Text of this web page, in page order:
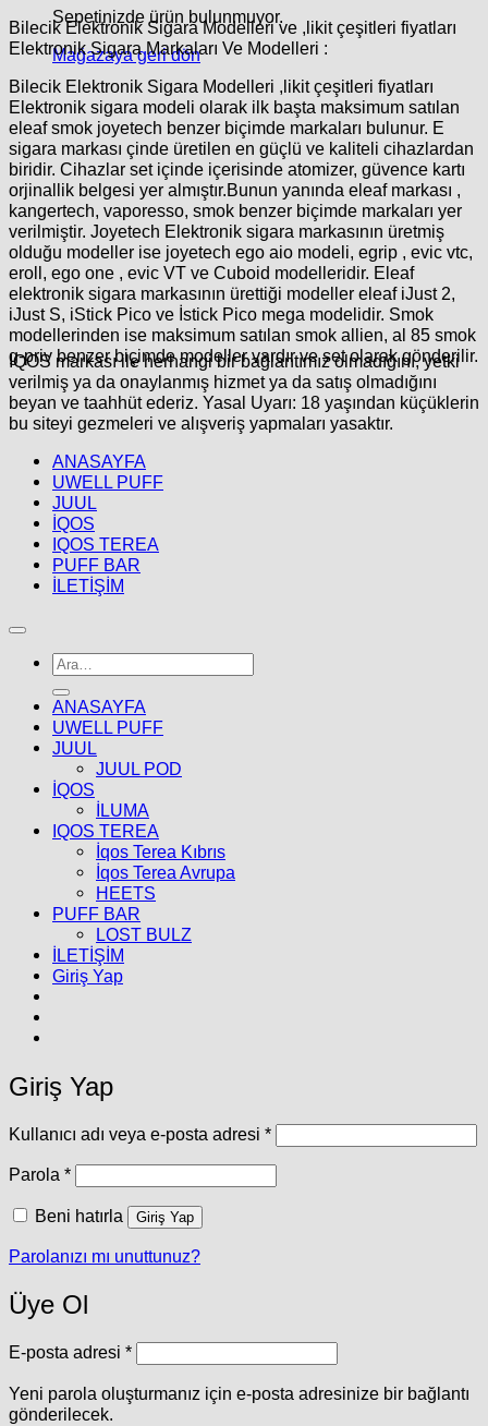
Sepetinizde ürün bulunmuyor.
Mağazaya geri dön
Bilecik Elektronik Sigara Modelleri ve ,likit çeşitleri fiyatları
Elektronik Sigara Markaları Ve Modelleri :
Bilecik Elektronik Sigara Modelleri ,likit çeşitleri fiyatları
Elektronik sigara modeli olarak ilk başta maksimum satılan
eleaf smok joyetech benzer biçimde markaları bulunur. E
sigara markası çinde üretilen en güçlü ve kaliteli cihazlardan
biridir. Cihazlar set içinde içerisinde atomizer, güvence kartı
orjinallik belgesi yer almıştır.Bunun yanında eleaf markası ,
kangertech, vaporesso, smok benzer biçimde markaları yer
verilmiştir. Joyetech Elektronik sigara markasının üretmiş
olduğu modeller ise joyetech ego aio modeli, egrip , evic vtc,
eroll, ego one , evic VT ve Cuboid modelleridir. Eleaf
elektronik sigara markasının ürettiği modeller eleaf iJust 2,
iJust S, iStick Pico ve İstick Pico mega modelidir. Smok
modellerinden ise maksimum satılan smok allien, al 85 smok
g-priv benzer biçimde modeller vardır ve set olarak gönderilir.
IQOS markası ile herhangi bir bağlantımız olmadığını, yetki
verilmiş ya da onaylanmış hizmet ya da satış olmadığını
beyan ve taahhüt ederiz. Yasal Uyarı: 18 yaşından küçüklerin
bu siteyi gezmeleri ve alışveriş yapmaları yasaktır.
ANASAYFA
UWELL PUFF
JUUL
İQOS
IQOS TEREA
PUFF BAR
İLETİŞİM
Ara:
ANASAYFA
UWELL PUFF
JUUL
JUUL POD
İQOS
İLUMA
IQOS TEREA
İqos Terea Kıbrıs
İqos Terea Avrupa
HEETS
PUFF BAR
LOST BULZ
İLETİŞİM
Giriş Yap
Giriş Yap
Kullanıcı adı veya e-posta adresi *Gerekli
Parola *Gerekli
Beni hatırla Giriş Yap
Parolanızı mı unuttunuz?
Üye Ol
E-posta adresi *Gerekli
Yeni parola oluşturmanız için e-posta adresinize bir bağlantı
gönderilecek.